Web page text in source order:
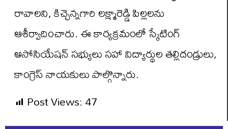
రావాలని, కిచ్చెన్నగారి లక్ష్మారెడ్డి పిల్లలను
ఆశీర్వాదించారు. ఈ కార్యక్రమంలో స్కేటింగ్
అసోసియేషన్ సభ్యులు సహా విద్యార్థుల తల్లిదండ్రులు,
కాంగ్రెస్ నాయకులు పాల్గొన్నారు.
Post Views:47